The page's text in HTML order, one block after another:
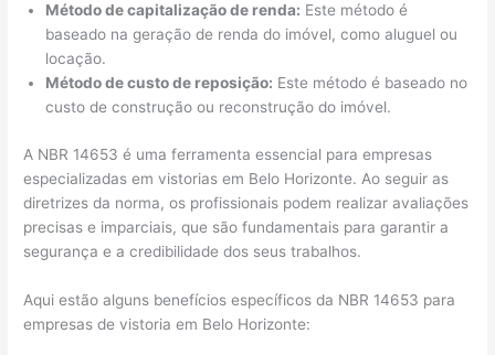
Método de capitalização de renda: Este método é
baseado na geração de renda do imóvel, como aluguel ou
locação.
Método de custo de reposição: Este método é baseado no
custo de construção ou reconstrução do imóvel.
A NBR 14653 é uma ferramenta essencial para empresas
especializadas em vistorias em Belo Horizonte. Ao seguir as
diretrizes da norma, os profissionais podem realizar avaliações
precisas e imparciais, que são fundamentais para garantir a
segurança e a credibilidade dos seus trabalhos.
Aqui estão alguns benefícios específicos da NBR 14653 para
empresas de vistoria em Belo Horizonte: